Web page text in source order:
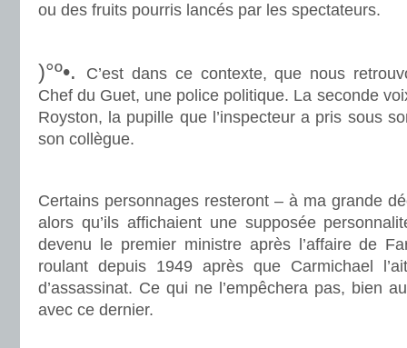
ou des fruits pourris lancés par les spectateurs.
)°º•.
C’est dans ce contexte, que nous
Chef du Guet, une police politique. La seconde
Royston, la pupille que l’inspecteur a pris sous
son collègue.
Certains personnages resteront – à ma grande
alors qu’ils affichaient une supposée
devenu le premier ministre après l’affaire de
roulant depuis 1949 après que Carmichael
d’assassinat. Ce qui ne l’empêchera pas, bien
avec ce dernier.